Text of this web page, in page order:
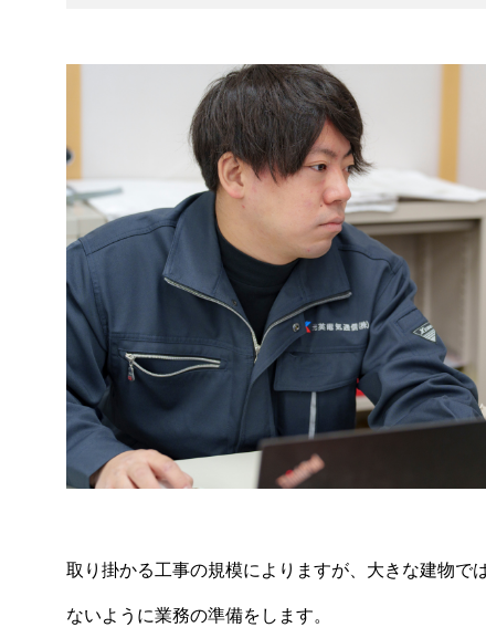
取り掛かる工事の規模によりますが、大きな建物で
ないように業務の準備をします。